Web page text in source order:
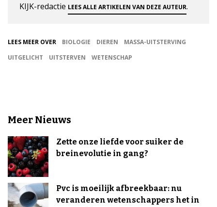
KIJK-redactie LEES ALLE ARTIKELEN VAN DEZE AUTEUR.
LEES MEER OVER BIOLOGIE DIEREN
MASSA-UITSTERVING
UITGELICHT
UITSTERVEN WETENSCHAP
Meer Nieuws
Zette onze liefde voor suiker de
breinevolutie in gang?
Pvc is moeilijk afbreekbaar: nu
veranderen wetenschappers het in